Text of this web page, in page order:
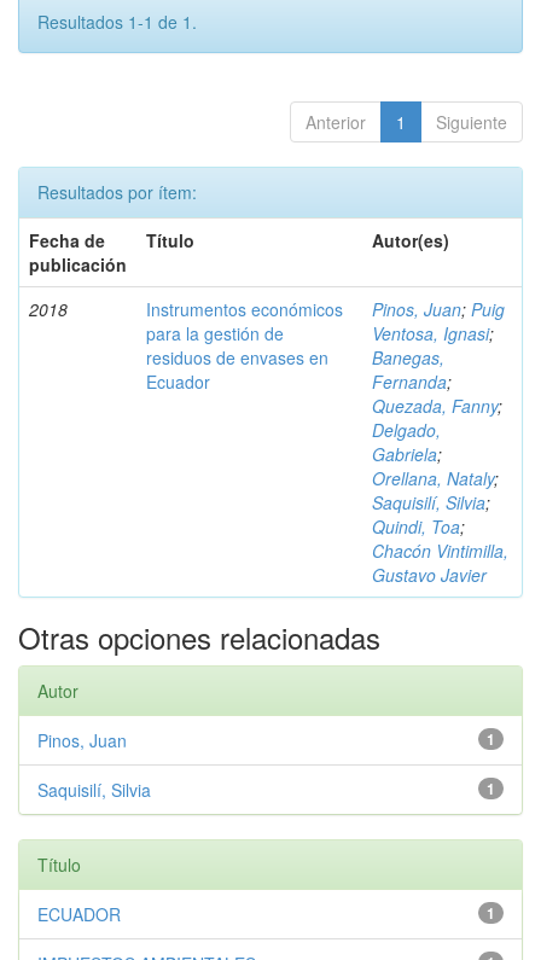
Resultados 1-1 de 1.
Anterior 1 Siguiente
Resultados por ítem:
Fecha de
publicación
Título Autor(es)
2018
Instrumentos económicos
para la gestión de
residuos de envases en
Ecuador
Pinos, Juan; Puig
Ventosa, Ignasi;
Banegas,
Fernanda;
Quezada, Fanny;
Delgado,
Gabriela;
Orellana, Nataly;
Saquisilí, Silvia;
Quindi, Toa;
Chacón Vintimilla,
Gustavo Javier
Otras opciones relacionadas
Autor
1
Pinos, Juan
1
Saquisilí, Silvia
Título
1
ECUADOR